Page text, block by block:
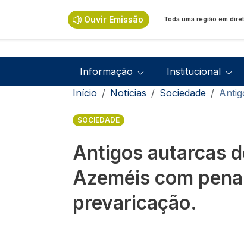
Ouvir Emissão Toda uma região em
Navegação principal
Informação Institucional
Navegação estrutural
Início Notícias Sociedade
SOCIEDADE
Antigos autarcas
Azeméis com
prevaricação.